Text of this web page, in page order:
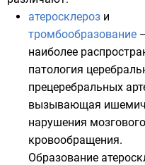
атеросклероз и
тромбообразование
наиболее
патология
прецеребральных
вызывающая
нарушения мозгового
кровообращения.
Образование